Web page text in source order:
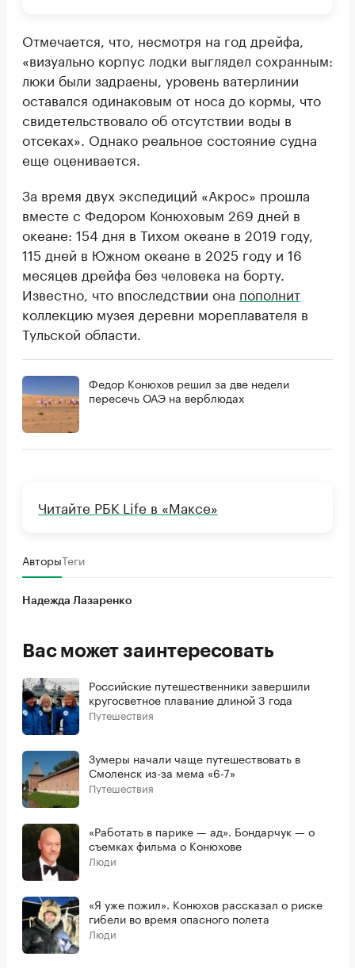
Отмечается, что, несмотря на год дрейфа,
«визуально корпус лодки выглядел сохранным:
люки были задраены, уровень ватерлинии
оставался одинаковым от носа до кормы, что
свидетельствовало об отсутствии воды в
отсеках». Однако реальное состояние судна
еще оценивается.
За время двух экспедиций «Акрос» прошла
вместе с Федором Конюховым 269 дней в
океане: 154 дня в Тихом океане в 2019 году,
115 дней в Южном океане в 2025 году и 16
месяцев дрейфа без человека на борту.
Известно, что впоследствии она пополнит
коллекцию музея деревни мореплавателя в
Тульской области.
Федор Конюхов решил за две недели
пересечь ОАЭ на верблюдах
Читайте РБК Life в «Максе»
АвторыТеги
Надежда Лазаренко
Вас может заинтересовать
Российские путешественники завершили
кругосветное плавание длиной 3 года
Путешествия
Зумеры начали чаще путешествовать в
Смоленск из-за мема «6-7»
Путешествия
«Работать в парике — ад». Бондарчук — о
съемках фильма о Конюхове
Люди
«Я уже пожил». Конюхов рассказал о риске
гибели во время опасного полета
Люди